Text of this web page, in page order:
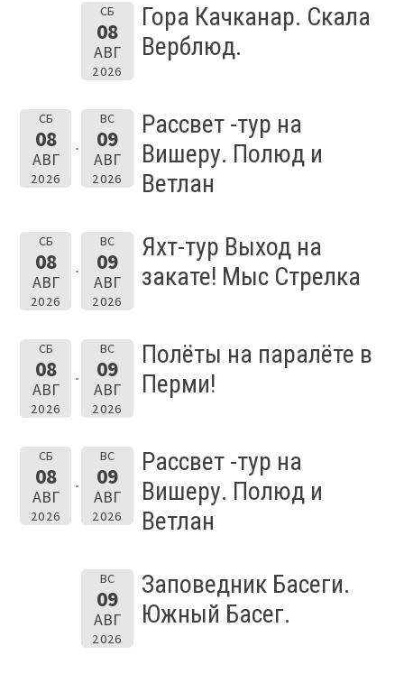
СБ
08
АВГ
2026
Гора Качканар. Скала
Верблюд.
СБ
08
АВГ
2026
ВС
09
АВГ
2026
Рассвет -тур на
Вишеру. Полюд и
Ветлан
СБ
08
АВГ
2026
ВС
09
АВГ
2026
Яхт-тур Выход на
закате! Мыс Стрелка
СБ
08
АВГ
2026
ВС
09
АВГ
2026
Полёты на паралёте в
Перми!
СБ
08
АВГ
2026
ВС
09
АВГ
2026
Рассвет -тур на
Вишеру. Полюд и
Ветлан
ВС
09
АВГ
2026
Заповедник Басеги.
Южный Басег.